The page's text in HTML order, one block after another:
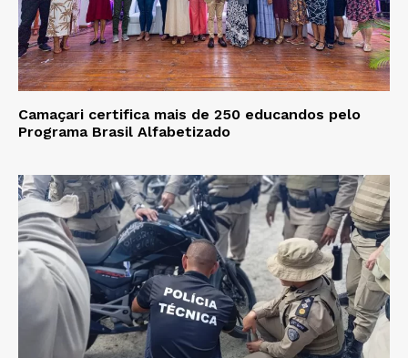
Camaçari certifica mais de 250 educandos pelo
Programa Brasil Alfabetizado